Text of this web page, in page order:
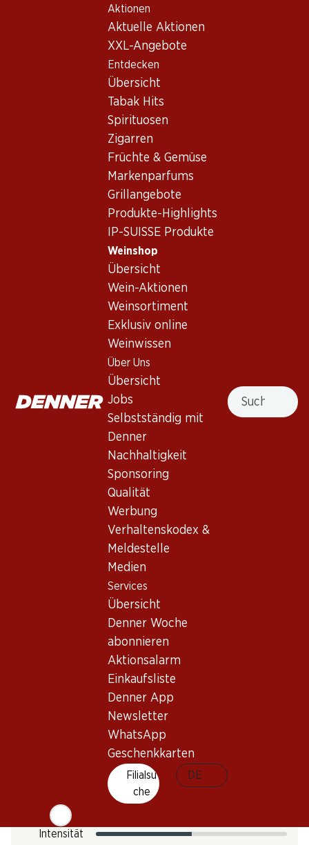
Aktionen
Aktuelle Aktionen
XXL-Angebote
Entdecken
Übersicht
Tabak Hits
Spirituosen
Zigarren
Früchte & Gemüse
Markenparfums
Grillangebote
Produkte-Highlights
IP-SUISSE Produkte
Weinshop
Übersicht
Wein-Aktionen
Weinsortiment
Exklusiv online
Weinwissen
Über Uns
Übersicht
Jobs
Selbstständig mit
Denner
Nachhaltigkeit
Sponsoring
Qualität
Werbung
Verhaltenskodex &
Meldestelle
Medien
Services
Übersicht
Denner Woche
abonnieren
Aktionsalarm
Einkaufsliste
Denner App
Newsletter
WhatsApp
Geschenkkarten
Filialsu
che
DE
Suche
Wein/Champagner
Bordeaux Ch. Cheval Blanc 2007 75
Ch. Cheval Blanc 2007 75
Frankreich,Bordeaux
Frankreich, Bordeaux, 2007, 75 cl
Wissenswertes
Rotwein_old
Trinktemperatur
CO2-Fussabdruck
Geschmack
Zucker
Intensität